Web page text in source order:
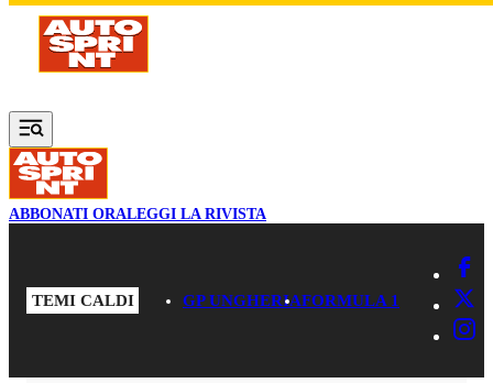
Vai al contenuto principale
ABBONATI ORALEGGI LA RIVISTA
TEMI CALDI GP UNGHERIAFORMULA 1